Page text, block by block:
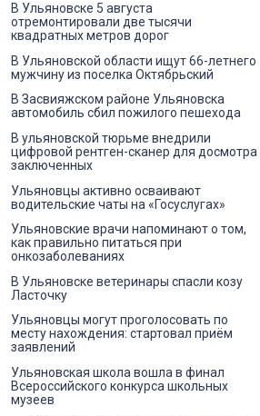
В Ульяновске 5 августа
отремонтировали две тысячи
квадратных метров дорог
В Ульяновской области ищут 66-летнего
мужчину из поселка Октябрьский
В Засвияжском районе Ульяновска
автомобиль сбил пожилого пешехода
В ульяновской тюрьме внедрили
цифровой рентген-сканер для досмотра
заключенных
Ульяновцы активно осваивают
водительские чаты на «Госуслугах»
Ульяновские врачи напоминают о том,
как правильно питаться при
онкозаболеваниях
В Ульяновске ветеринары спасли козу
Ласточку
Ульяновцы могут проголосовать по
месту нахождения: стартовал приём
заявлений
Ульяновская школа вошла в финал
Всероссийского конкурса школьных
музеев